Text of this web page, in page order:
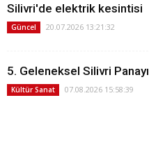
Silivri'de elektrik kesintisi
Güncel 20.07.2026 13:21:32
5. Geleneksel Silivri
Kültür Sanat 07.08.2026 15:58:39